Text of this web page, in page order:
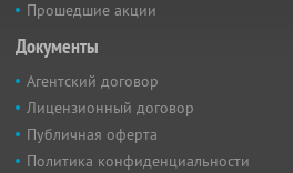
Прошедшие акции
Документы
Агентский договор
Лицензионный договор
Публичная оферта
Политика конфиденциальности